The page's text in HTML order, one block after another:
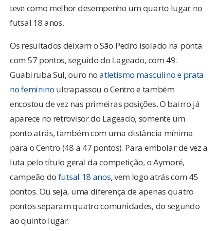
teve como melhor desempenho um quarto lugar no
futsal 18 anos.
Os resultados deixam o São Pedro isolado na ponta
com 57 pontos, seguido do Lageado, com 49.
Guabiruba Sul, ouro noatletismo masculino e prata
no feminino ultrapassou o Centro e também
encostou de vez nas primeiras posições. O bairro já
aparece no retrovisor do Lageado, somente um
ponto atrás, também com uma distância mínima
para o Centro (48 a 47 pontos). Para embolar de vez a
luta pelo título geral da competição, o Aymoré,
campeão do futsal 18 anos, vem logo atrás com 45
pontos. Ou seja, uma diferença de apenas quatro
pontos separam quatro comunidades, do segundo
ao quinto lugar.